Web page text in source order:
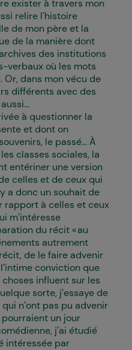
exister à travers mon
relire l’histoire
de mon père et la
de la manière dont
des institutions
verbaux où les mots
Or, dans mon vécu de
différents avec des
à questionner la
et dont on
le passé… À
classes sociales, la
entériner une version
celles et de ceux qui
a donc un souhait de
rapport à celles et ceux
m’intéresse
du récit « au
autrement
de le faire advenir
conviction que
influent sur les
sorte, j’essaye de
n’ont pas pu advenir
un jour
j’ai étudié
intéressée par